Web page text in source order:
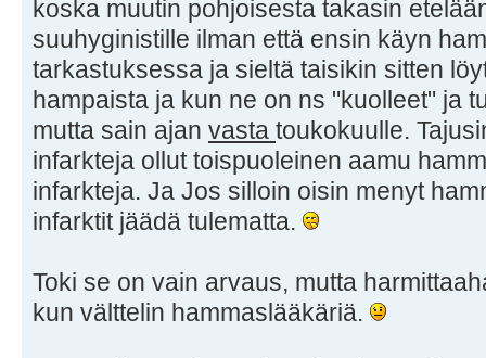
koska muutin pohjoisesta takasin
suuhyginistille ilman että ensin käyn
tarkastuksessa ja sieltä taisikin sitten
hampaista ja kun ne on ns "kuolleet" ja
mutta sain ajan vasta toukokuulle.
infarkteja ollut toispuoleinen aamu
infarkteja. Ja Jos silloin oisin menyt
infarktit jäädä tulematta.
Toki se on vain arvaus, mutta
kun välttelin hammaslääkäriä.